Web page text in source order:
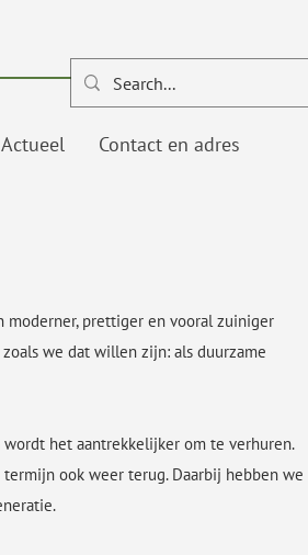
Actueel Contact en adres
moderner, prettiger en vooral zuiniger
we dat willen zijn: als duurzame
het aantrekkelijker om te verhuren.
ook weer terug. Daarbij hebben we